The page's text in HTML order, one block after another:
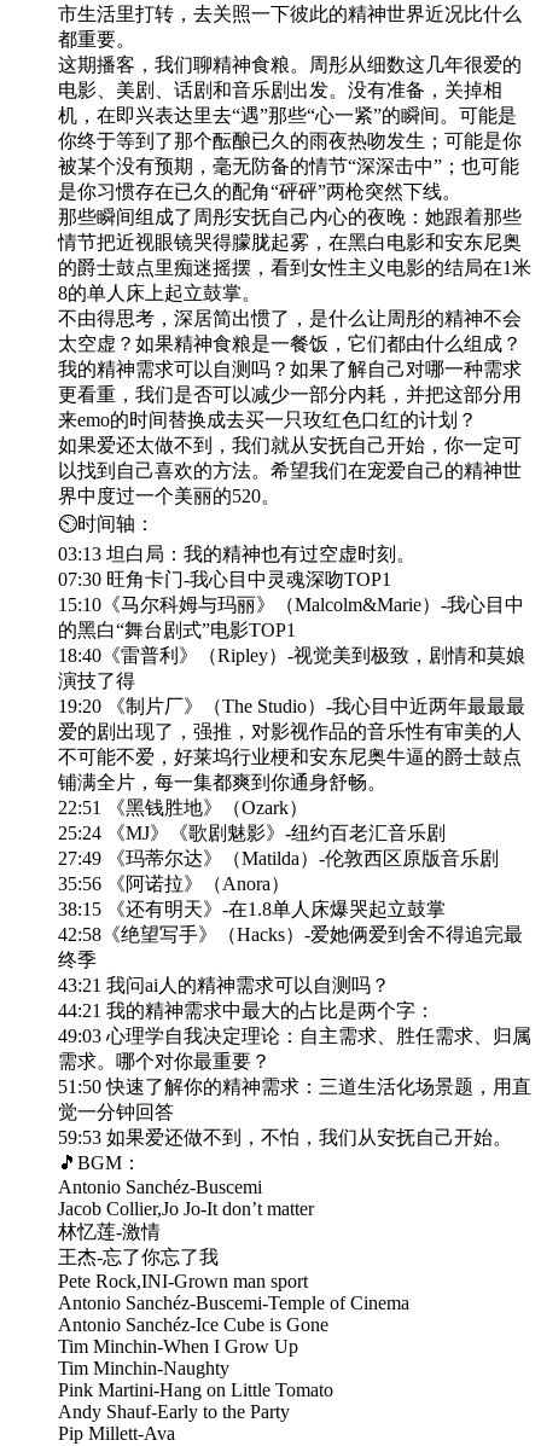
市生活里打转，去关照一下彼此的精神世界近况比什么
都重要。
这期播客，我们聊精神食粮。周彤从细数这几年很爱的
电影、美剧、话剧和音乐剧出发。没有准备，关掉相
机，在即兴表达里去“遇”那些“心一紧”的瞬间。可能是
你终于等到了那个酝酿已久的雨夜热吻发生；可能是你
被某个没有预期，毫无防备的情节“深深击中”；也可能
是你习惯存在已久的配角“砰砰”两枪突然下线。
那些瞬间组成了周彤安抚自己内心的夜晚：她跟着那些
情节把近视眼镜哭得朦胧起雾，在黑白电影和安东尼奥
的爵士鼓点里痴迷摇摆，看到女性主义电影的结局在1米
8的单人床上起立鼓掌。
不由得思考，深居简出惯了，是什么让周彤的精神不会
太空虚？如果精神食粮是一餐饭，它们都由什么组成？
我的精神需求可以自测吗？如果了解自己对哪一种需求
更看重，我们是否可以减少一部分内耗，并把这部分用
来emo的时间替换成去买一只玫红色口红的计划？
如果爱还太做不到，我们就从安抚自己开始，你一定可
以找到自己喜欢的方法。希望我们在宠爱自己的精神世
界中度过一个美丽的520。
⏲️时间轴：
03:13 坦白局：我的精神也有过空虚时刻。
07:30 旺角卡门-我心目中灵魂深吻TOP1
15:10《马尔科姆与玛丽》（Malcolm&Marie）-我心目中
的黑白“舞台剧式”电影TOP1
18:40《雷普利》（Ripley）-视觉美到极致，剧情和莫娘
演技了得
19:20 《制片厂》（The Studio）-我心目中近两年最最最
爱的剧出现了，强推，对影视作品的音乐性有审美的人
不可能不爱，好莱坞行业梗和安东尼奥牛逼的爵士鼓点
铺满全片，每一集都爽到你通身舒畅。
22:51 《黑钱胜地》（Ozark）
25:24 《MJ》《歌剧魅影》-纽约百老汇音乐剧
27:49 《玛蒂尔达》（Matilda）-伦敦西区原版音乐剧
35:56 《阿诺拉》（Anora）
38:15 《还有明天》-在1.8单人床爆哭起立鼓掌
42:58《绝望写手》（Hacks）-爱她俩爱到舍不得追完最
终季
43:21 我问ai人的精神需求可以自测吗？
44:21 我的精神需求中最大的占比是两个字：
49:03 心理学自我决定理论：自主需求、胜任需求、归属
需求。哪个对你最重要？
51:50 快速了解你的精神需求：三道生活化场景题，用直
觉一分钟回答
59:53 如果爱还做不到，不怕，我们从安抚自己开始。
🎵BGM：
Antonio Sanchéz-Buscemi
Jacob Collier,Jo Jo-It don’t matter
林忆莲-激情
王杰-忘了你忘了我
Pete Rock,INI-Grown man sport
Antonio Sanchéz-Buscemi-Temple of Cinema
Antonio Sanchéz-Ice Cube is Gone
Tim Minchin-When I Grow Up
Tim Minchin-Naughty
Pink Martini-Hang on Little Tomato
Andy Shauf-Early to the Party
Pip Millett-Ava